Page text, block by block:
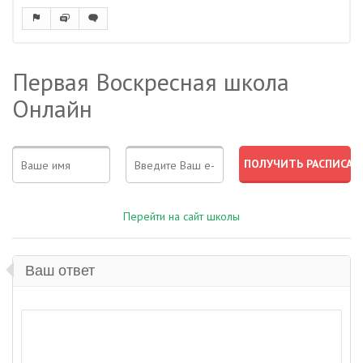
Первая Воскресная школа
Онлайн
Перейти на сайт школы
Ваш ответ